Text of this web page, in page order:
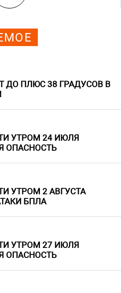
ПЛЮС 38 ГРАДУСОВ В
УТРОМ 24 ИЮЛЯ
ОПАСНОСТЬ
УТРОМ 2 АВГУСТА
БПЛА
УТРОМ 27 ИЮЛЯ
ОПАСНОСТЬ